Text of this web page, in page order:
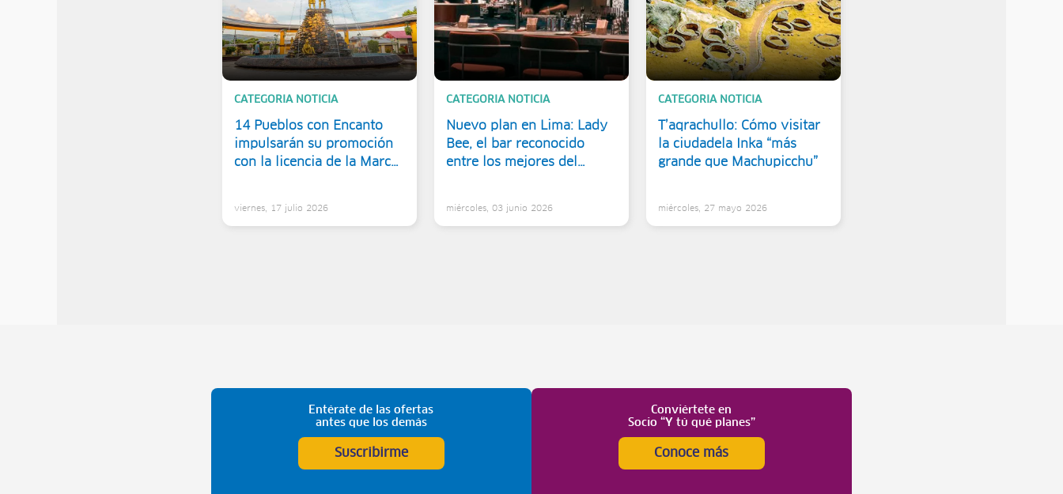
CATEGORIA NOTICIA
14 Pueblos con Encanto
impulsarán su promoción
con la licencia de la Marca
viernes, 17 julio 2026
CATEGORIA NOTICIA
Nuevo plan en Lima: Lady
Bee, el bar reconocido
entre los mejores del
miércoles, 03 junio 2026
CATEGORIA NOTICIA
T’aqrachullo: Cómo visitar
la ciudadela Inka “más
grande que Machupicchu”
miércoles, 27 mayo 2026
Entérate de las ofertas
antes que los demás
Suscribirme
Conviértete en
Socio “Y tú qué planes”
Conoce más